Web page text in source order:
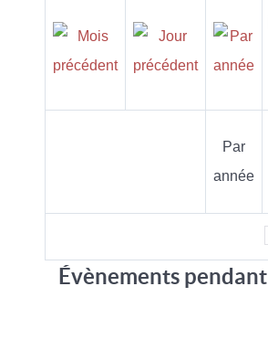
Par
année
Évènements pendant